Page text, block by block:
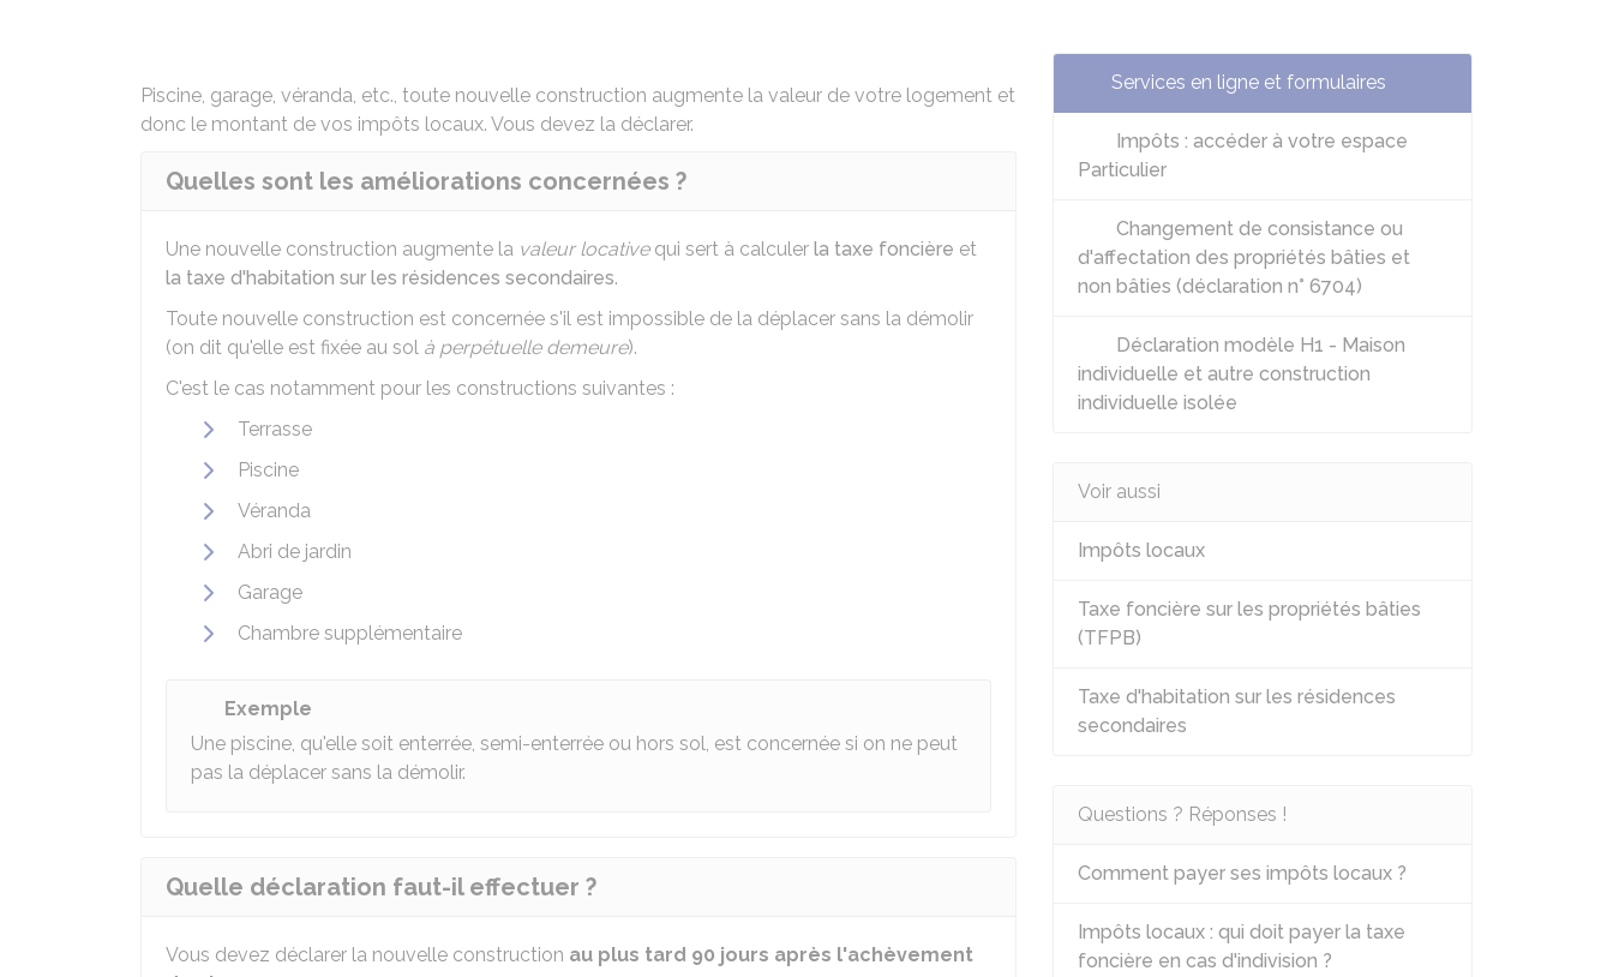
Piscine, garage, véranda, etc., toute nouvelle construction augmente la valeur de votre logement et
donc le montant de vos impôts locaux. Vous devez la déclarer.
Quelles sont les améliorations concernées ?
Une nouvelle construction augmente la valeur locativequi sert à calculer la taxe foncière et
la taxe d'habitation sur les résidences secondaires.
Toute nouvelle construction est concernée s'il est impossible de la déplacer sans la démolir
(on dit qu'elle est fixée au sol à perpétuelle demeure).
C'est le cas notamment pour les constructions suivantes :
Terrasse
Piscine
Véranda
Abri de jardin
Garage
Chambre supplémentaire
Exemple
Une piscine, qu'elle soit enterrée, semi-enterrée ou hors sol, est concernée si on ne peut
pas la déplacer sans la démolir.
Quelle déclaration faut-il effectuer ?
Vous devez déclarer la nouvelle construction au plus tard 90 jours après l'achèvement
Services en ligne et formulaires
Impôts : accéder à votre espace
Particulier
Changement de consistance ou
d'affectation des propriétés bâties et
non bâties (déclaration n° 6704)
Déclaration modèle H1 - Maison
individuelle et autre construction
individuelle isolée
Voir aussi
Impôts locaux
Taxe foncière sur les propriétés bâties
(TFPB)
Taxe d'habitation sur les résidences
secondaires
Questions ? Réponses !
Comment payer ses impôts locaux ?
Impôts locaux : qui doit payer la taxe
foncière en cas d'indivision ?